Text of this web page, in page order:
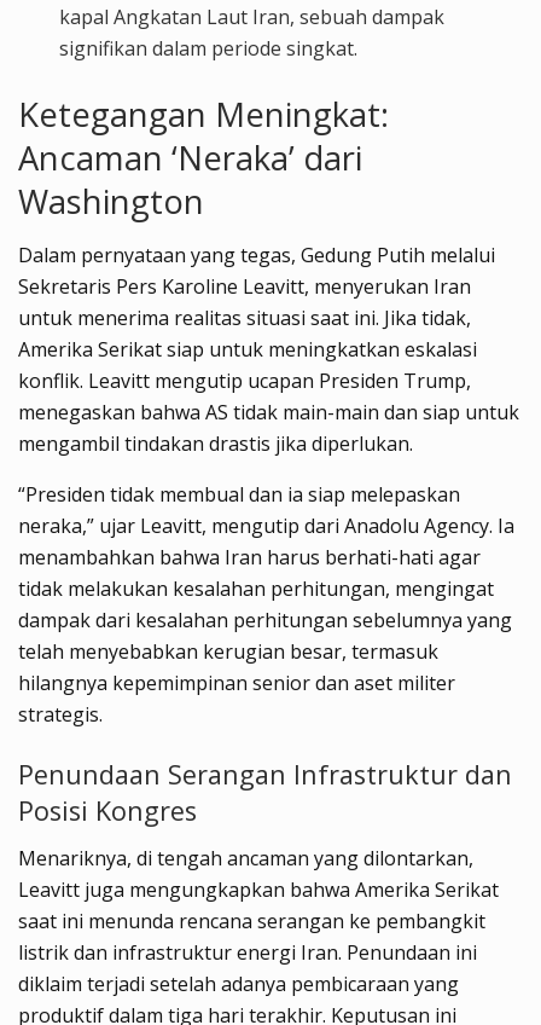
kapal Angkatan Laut Iran, sebuah dampak
signifikan dalam periode singkat.
Ketegangan Meningkat:
Ancaman ‘Neraka’ dari
Washington
Dalam pernyataan yang tegas, Gedung Putih melalui
Sekretaris Pers Karoline Leavitt, menyerukan Iran
untuk menerima realitas situasi saat ini. Jika tidak,
Amerika Serikat siap untuk meningkatkan eskalasi
konflik. Leavitt mengutip ucapan Presiden Trump,
menegaskan bahwa AS tidak main-main dan siap untuk
mengambil tindakan drastis jika diperlukan.
“Presiden tidak membual dan ia siap melepaskan
neraka,” ujar Leavitt, mengutip dari Anadolu Agency. Ia
menambahkan bahwa Iran harus berhati-hati agar
tidak melakukan kesalahan perhitungan, mengingat
dampak dari kesalahan perhitungan sebelumnya yang
telah menyebabkan kerugian besar, termasuk
hilangnya kepemimpinan senior dan aset militer
strategis.
Penundaan Serangan Infrastruktur dan
Posisi Kongres
Menariknya, di tengah ancaman yang dilontarkan,
Leavitt juga mengungkapkan bahwa Amerika Serikat
saat ini menunda rencana serangan ke pembangkit
listrik dan infrastruktur energi Iran. Penundaan ini
diklaim terjadi setelah adanya pembicaraan yang
produktif dalam tiga hari terakhir. Keputusan ini